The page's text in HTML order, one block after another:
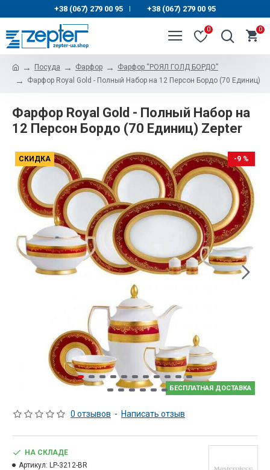
+38 (067) 279 00 95 | +38 (067) 279 00 95
0 0
Посуда Фарфор
Фарфор “РОЯЛ ГОЛД БОРДО”
Фарфор Royal Gold - Полный Набор на 12 Персон Бордо (70 Единиц)
Фарфор Royal Gold - Полный Набор на
12 Персон Бордо (70 Единиц) Zepter
СКИДКА
БЕСПЛАТНАЯ ДОСТАВКА
-9 %
0 отзывов - Написать отзыв
НА СКЛАДЕ
Артикул: LP-3212-BR